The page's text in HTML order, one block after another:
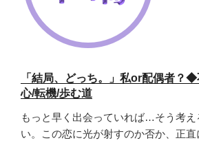
「結局、どっち。」私or配偶者？
心/転機/歩む道
もっと早く出会っていれば…そう考え
い。この恋に光が射すのか否か、正直